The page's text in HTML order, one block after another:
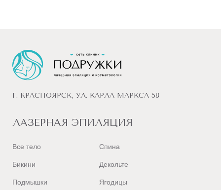
Г. КРАСНОЯРСК, УЛ. КАРЛА МАРКСА 58
ЛАЗЕРНАЯ ЭПИЛЯЦИЯ
Все тело
Бикини
Подмышки
Спина
Декольте
Ягодицы